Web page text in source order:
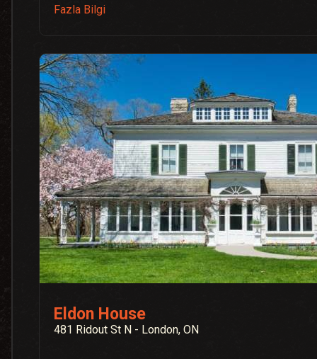
Fazla Bilgi
Eldon House
481 Ridout St N - London, ON